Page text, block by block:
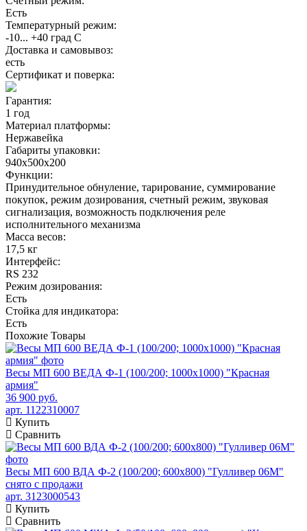
Есть
Температурный режим:
-10... +40 град С
Доставка и самовывоз:
есть
Сертификат и поверка:
Гарантия:
1 год
Материал платформы:
Нержавейка
Габариты упаковки:
940х500х200
Функции:
Принудительное обнуление, тарирование, суммирование
покупок, режим дозирования, счетный режим, звуковая
сигнализация, возможность подключения реле
исполнительного механизма
Масса весов:
17,5 кг
Интерфейс:
RS 232
Режим дозирования:
Есть
Стойка для индикатора:
Есть
Похожие Товары
Весы МП 600 ВЕДА Ф-1 (100/200; 1000х1000) "Красная
армия"
36 900 руб.
арт. 1122310007
Купить
Сравнить
Весы МП 600 ВДА Ф-2 (100/200; 600х800) "Гулливер 06М"
снято с продажи
арт. 3123000543
Купить
Сравнить